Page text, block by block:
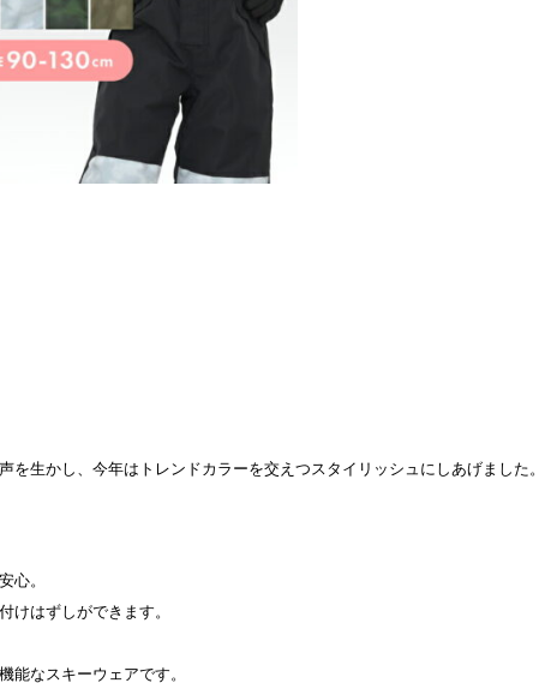
生かし、今年はトレンドカラーを交えつスタイリッシュにしあげました。
心。
けはずしができます。
能なスキーウェアです。